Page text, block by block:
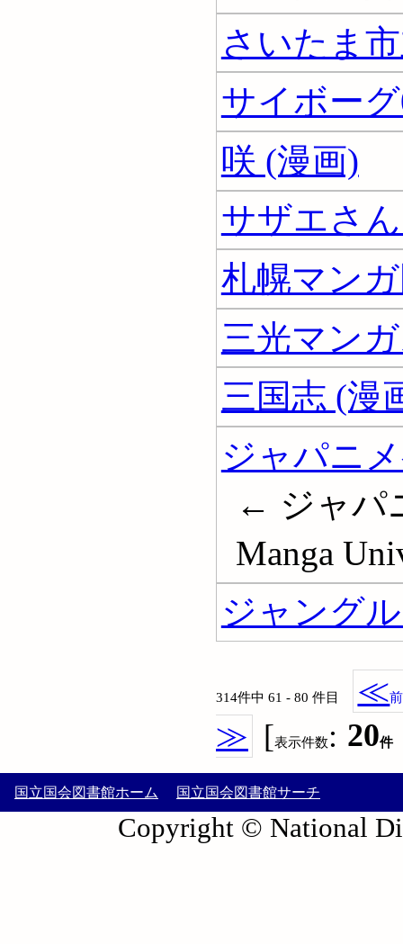
さいたま
サイボー
咲 (漫画)
サザエさ
札幌マン
三光マン
三国志 (漫
ジャパニ
← ジャパ
Manga
ジャング
314件中 61 - 80 件目 ≪前
≫ [表示件数 : 20件
国立国会図書館ホーム 国立国会図書館サーチ
Copyright © National